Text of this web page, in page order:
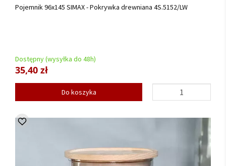
Pojemnik 96x145 SIMAX - Pokrywka drewniana 4S.5152/LW
Dostępny (wysyłka do 48h)
35,40 zł
Do koszyka